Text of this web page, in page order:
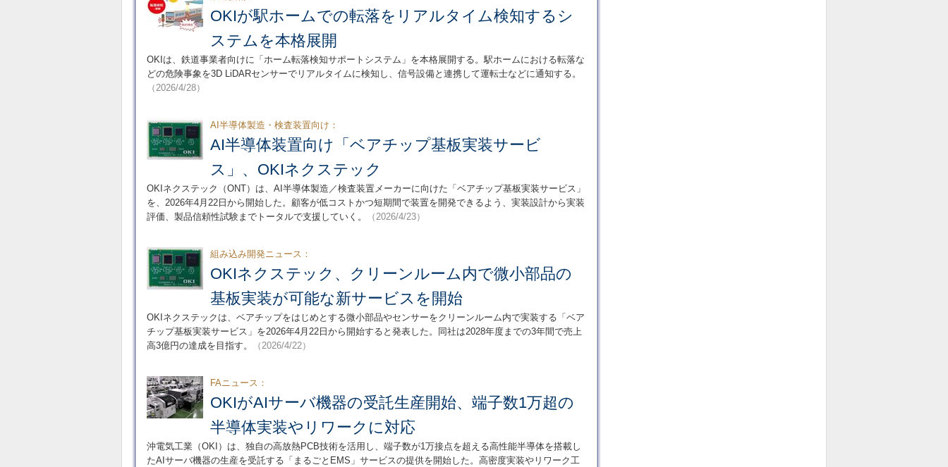
OKIが駅ホームでの転落をリアルタイム検知するシ
ステムを本格展開
OKIは、鉄道事業者向けに「ホーム転落検知サポートシステム」を本格展開する。駅ホームにおける転落な
どの危険事象を3D LiDARセンサーでリアルタイムに検知し、信号設備と連携して運転士などに通知する。
（2026/4/28）
AI半導体製造・検査装置向け：
AI半導体装置向け「ベアチップ基板実装サービ
ス」、OKIネクステック
OKIネクステック（ONT）は、AI半導体製造／検査装置メーカーに向けた「ベアチップ基板実装サービス」
を、2026年4月22日から開始した。顧客が低コストかつ短期間で装置を開発できるよう、実装設計から実装
評価、製品信頼性試験までトータルで支援していく。
（2026/4/23）
組み込み開発ニュース：
OKIネクステック、クリーンルーム内で微小部品の
基板実装が可能な新サービスを開始
OKIネクステックは、ベアチップをはじめとする微小部品やセンサーをクリーンルーム内で実装する「ベア
チップ基板実装サービス」を2026年4月22日から開始すると発表した。同社は2028年度までの3年間で売上
高3億円の達成を目指す。
（2026/4/22）
FAニュース：
OKIがAIサーバ機器の受託生産開始、端子数1万超の
半導体実装やリワークに対応
沖電気工業（OKI）は、独自の高放熱PCB技術を活用し、端子数が1万接点を超える高性能半導体を搭載し
たAIサーバ機器の生産を受託する「まるごとEMS」サービスの提供を開始した。高密度実装やリワーク工